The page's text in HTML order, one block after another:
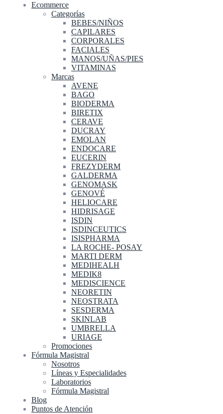
Ecommerce
Categorías
BEBES/NIÑOS
CAPILARES
CORPORALES
FACIALES
MANOS/UÑAS/PIES
VITAMINAS
Marcas
AVENE
BAGO
BIODERMA
BIRETIX
CERAVE
DUCRAY
EMOLAN
ENDOCARE
EUCERIN
FREZYDERM
GALDERMA
GENOMASK
GENOVÉ
HELIOCARE
HIDRISAGE
ISDIN
ISDINCEUTICS
ISISPHARMA
LA ROCHE- POSAY
MARTI DERM
MEDIHEALH
MEDIK8
MEDISCIENCE
NEORETIN
NEOSTRATA
SESDERMA
SKINLAB
UMBRELLA
URIAGE
Promociones
Fórmula Magistral
Nosotros
Líneas y Especialidades
Laboratorios
Fórmula Magistral
Blog
Puntos de Atención